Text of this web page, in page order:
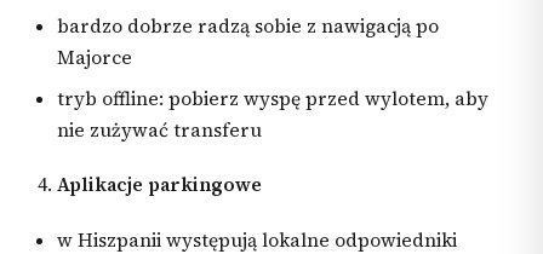
bardzo dobrze radzą sobie z nawigacją po
Majorce
tryb offline: pobierz wyspę przed wylotem, aby
nie zużywać transferu
Aplikacje parkingowe
w Hiszpanii występują lokalne odpowiedniki